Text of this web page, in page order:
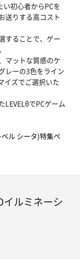
い初心者からPCを
送りする高コスト
することで、ゲー
マットな質感のケ
レーの3色をライン
イズでご選択いた
LEVELθでPCゲーム
ル シータ)特集ペ
ルミネーシ